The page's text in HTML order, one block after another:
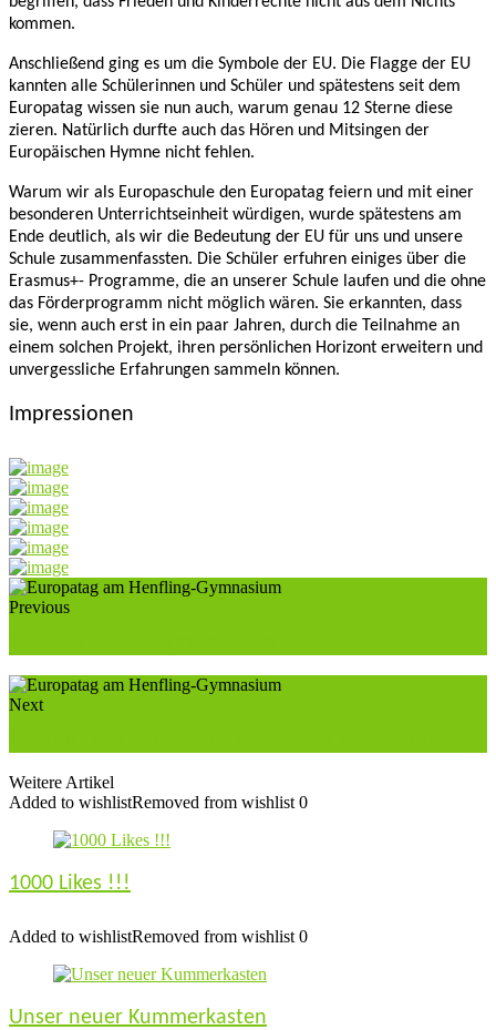
kommen.
Anschließend ging es um die Symbole der EU. Die Flagge der EU
kannten alle Schülerinnen und Schüler und spätestens seit dem
Europatag wissen sie nun auch, warum genau 12 Sterne diese
zieren. Natürlich durfte auch das Hören und Mitsingen der
Europäischen Hymne nicht fehlen.
Warum wir als Europaschule den Europatag feiern und mit einer
besonderen Unterrichtseinheit würdigen, wurde spätestens am
Ende deutlich, als wir die Bedeutung der EU für uns und unsere
Schule zusammenfassten. Die Schüler erfuhren einiges über die
Erasmus+- Programme, die an unserer Schule laufen und die ohne
das Förderprogramm nicht möglich wären. Sie erkannten, dass
sie, wenn auch erst in ein paar Jahren, durch die Teilnahme an
einem solchen Projekt, ihren persönlichen Horizont erweitern und
unvergessliche Erfahrungen sammeln können.
Impressionen
Previous
Next
Weitere Artikel
Added to wishlistRemoved from wishlist 0
1000 Likes !!!
Added to wishlistRemoved from wishlist 0
Unser neuer Kummerkasten